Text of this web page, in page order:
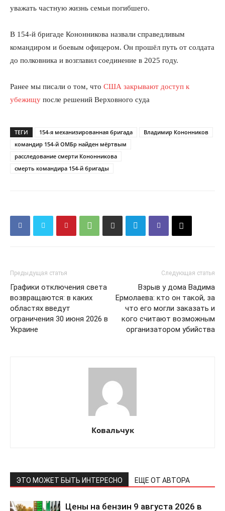
КавПолит
уважать частную жизнь семьи погибшего.
В 154-й бригаде Кононникова назвали справедливым
командиром и боевым офицером. Он прошёл путь от солдата
до полковника и возглавил соединение в 2025 году.
Ранее мы писали о том, что США закрывают доступ к
убежищу после решений Верховного суда
ТЕГИ 154-я механизированная бригада
Владимир Кононников
командир 154-й ОМБр найден мёртвым
расследование смерти Кононникова
смерть командира 154-й бригады
Предыдущая статья
Графики отключения света
возвращаются: в каких
областях введут
ограничения 30 июня 2026 в
Украине
Следующая статья
Взрыв у дома Вадима
Ермолаева: кто он такой, за
что его могли заказать и
кого считают возможным
организатором убийства
Ковальчук
ЭТО МОЖЕТ БЫТЬ ИНТЕРЕСНО ЕЩЕ ОТ АВТОРА
Цены на бензин 9 августа 2026 в